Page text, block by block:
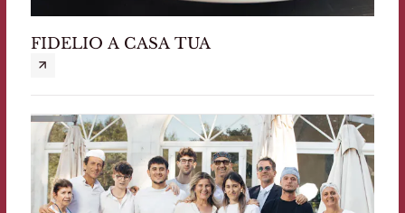
FIDELIO A CASA TUA